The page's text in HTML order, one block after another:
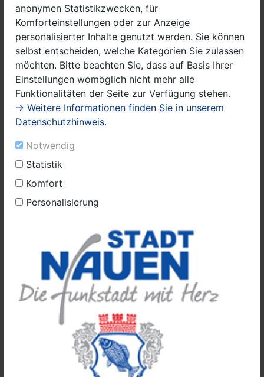
anonymen Statistikzwecken, für
Komforteinstellungen oder zur Anzeige
personalisierter Inhalte genutzt werden. Sie können
selbst entscheiden, welche Kategorien Sie zulassen
möchten. Bitte beachten Sie, dass auf Basis Ihrer
Einstellungen womöglich nicht mehr alle
Funktionalitäten der Seite zur Verfügung stehen.
→ Weitere Informationen finden Sie in unserem
Datenschutzhinweis.
Notwendig
Statistik
Komfort
Personalisierung
erstellen wir ein Escape-Game direkt in unserem
Quartier. Mithilfe von VR-/AR-Technik, einer 360-Grad-
Kamera, CoSpaces und einer VR-Brille verwandeln wir
das Wohngebiet in ein Escape-Spiel im Hier und Jetzt.
Komm vorbei und mach mit!
Ort: Nachbarschaftstreff Mikado e.V., Karl-Bernau-Ring
51, 14641 Nauen
Zielgruppe: Kinder und Jugendliche ab 5. Klasse (max.
8 Teilnehmer)
Kosten: Kostenlos
Anmeldung unter:
nauen@mikado-hvl.de
Mi. 04.02.26 von 10 bis 14 Uhr
Schwimmen mit Diana im Hallenbad Falkensee
Gemeinsam in die Schwimmhalle! Diana, ausgebildete
Rettungsschwimmerin bei den Johannitern, begleitet
uns sicher durchs Wasser – ob Planschen, Schwimmen
lernen oder einfach Spaß im Becken haben.
Treffpunkt: 9.00 Uhr an der Bushaltestelle Marx-
Engels-Str., Nauen
Ort: Hallenbad Falkensee, Seegefelder Str. 144, 14612
Zielgruppe: offen